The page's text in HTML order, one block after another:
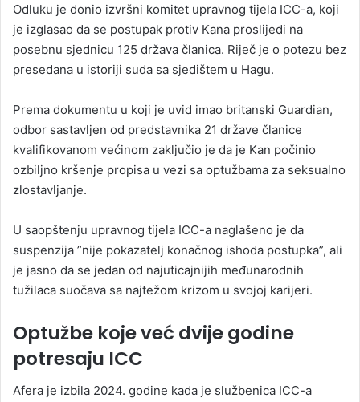
Odluku je donio izvršni komitet upravnog tijela ICC-a, koji
je izglasao da se postupak protiv Kana proslijedi na
posebnu sjednicu 125 država članica. Riječ je o potezu bez
presedana u istoriji suda sa sjedištem u Hagu.
Prema dokumentu u koji je uvid imao britanski Guardian,
odbor sastavljen od predstavnika 21 države članice
kvalifikovanom većinom zaključio je da je Kan počinio
ozbiljno kršenje propisa u vezi sa optužbama za seksualno
zlostavljanje.
U saopštenju upravnog tijela ICC-a naglašeno je da
suspenzija ”nije pokazatelj konačnog ishoda postupka”, ali
je jasno da se jedan od najuticajnijih međunarodnih
tužilaca suočava sa najtežom krizom u svojoj karijeri.
Optužbe koje već dvije godine
potresaju ICC
Afera je izbila 2024. godine kada je službenica ICC-a